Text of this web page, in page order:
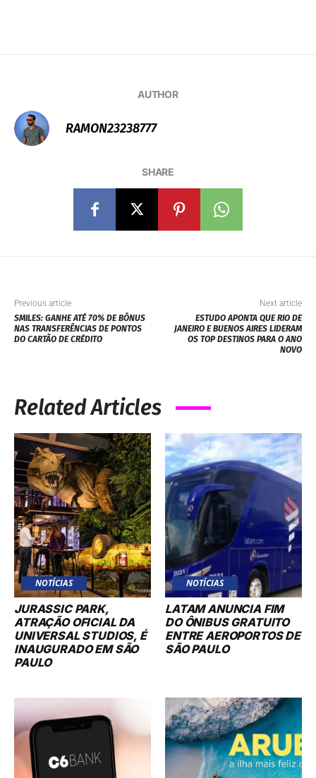
AUTHOR
RAMON23238777
SHARE
Previous article
SMILES: GANHE ATÉ 70% DE BÔNUS
NAS TRANSFERÊNCIAS DE PONTOS
DO CARTÃO DE CRÉDITO
Next article
ESTUDO APONTA QUE RIO DE
JANEIRO E BUENOS AIRES LIDERAM
OS TOP DESTINOS PARA O ANO
NOVO
Related Articles
NOTÍCIAS
JURASSIC PARK,
ATRAÇÃO OFICIAL DA
UNIVERSAL STUDIOS, É
INAUGURADO EM SÃO
PAULO
NOTÍCIAS
LATAM ANUNCIA FIM
DO ÔNIBUS GRATUITO
ENTRE AEROPORTOS DE
SÃO PAULO